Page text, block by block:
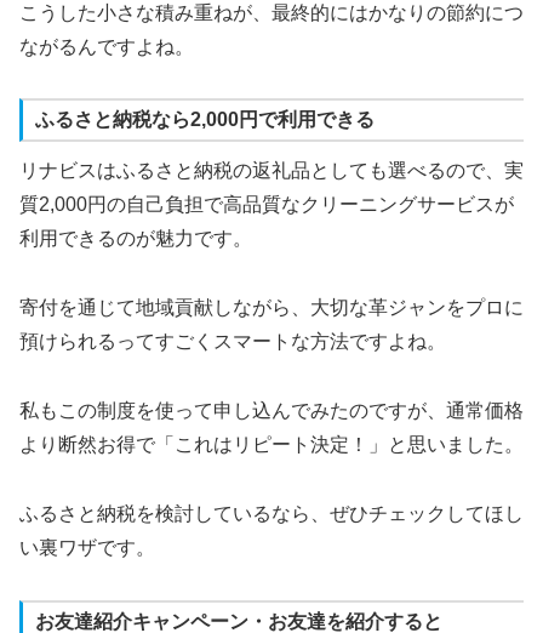
こうした小さな積み重ねが、最終的にはかなりの節約につ
ながるんですよね。
ふるさと納税なら2,000円で利用できる
リナビスはふるさと納税の返礼品としても選べるので、実
質2,000円の自己負担で高品質なクリーニングサービスが
利用できるのが魅力です。
寄付を通じて地域貢献しながら、大切な革ジャンをプロに
預けられるってすごくスマートな方法ですよね。
私もこの制度を使って申し込んでみたのですが、通常価格
より断然お得で「これはリピート決定！」と思いました。
ふるさと納税を検討しているなら、ぜひチェックしてほし
い裏ワザです。
お友達紹介キャンペーン・お友達を紹介すると